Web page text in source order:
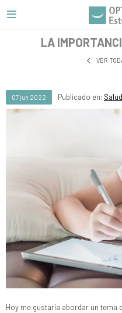

LA
VER
07 jun 2022 Publicado en:
Hoy me gustaría abordar un tema